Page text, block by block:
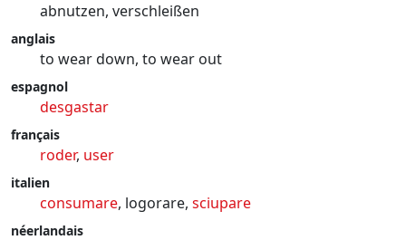
abnutzen, verschleißen
anglais
to wear down, to wear out
espagnol
desgastar
français
roder, user
italien
consumare, logorare, sciupare
néerlandais